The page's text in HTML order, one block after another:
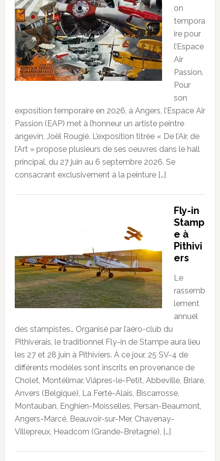
on
tempora
ire pour
l’Espace
Air
Passion.
Pour
son
exposition temporaire en 2026, à Angers, l’Espace Air
Passion (EAP) met à l’honneur un artiste peintre
angevin, Joël Rougié. L’exposition titrée « De l’Air, de
l’Art » propose plusieurs de ses oeuvres dans le hall
principal, du 27 juin au 6 septembre 2026. Se
consacrant exclusivement à la peinture […]
Fly-in
Stamp
e à
Pithivi
ers
Le
rassemb
lement
annuel
des stampistes… Organisé par l’aéro-club du
Pithiverais, le traditionnel Fly-in de Stampe aura lieu
les 27 et 28 juin à Pithiviers. À ce jour, 25 SV-4 de
différents modèles sont inscrits en provenance de
Cholet, Montélimar, Viâpres-le-Petit, Abbeville, Briare,
Anvers (Belgique), La Ferté-Alais, Biscarrosse,
Montauban, Enghien-Moisselles, Persan-Beaumont,
Angers-Marcé, Beauvoir-sur-Mer, Chavenay-
Villepreux, Headcorn (Grande-Bretagne), […]